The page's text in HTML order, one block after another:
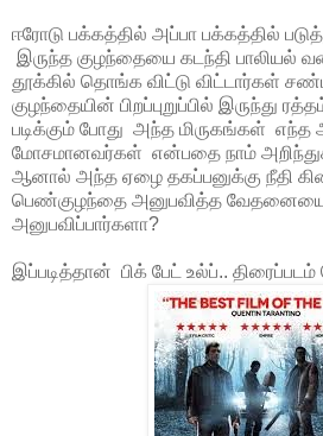
ஈரோடு பக்கத்தில் அப்பா பக்கத்தில்
இருந்த குழந்தையை கடந்தி பாலியல்
தூக்கில் தொங்க விட்டு விட்டார்கள்
குழந்தையின் பிறப்புறுப்பில் இருந்து
படிக்கும் போது அந்த மிருகங்கள் எந்த
மோசமானவர்கள் என்பதை நாம்
ஆனால் அந்த ஏழை தகப்பனுக்கு நீதி
பெண்குழந்தை அனுபவித்த
அனுபவிப்பார்களா?
இப்படித்தான் பிக் பேட் உல்ப்..